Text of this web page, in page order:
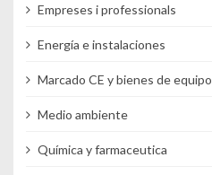
Empreses i professionals
Energía e instalaciones
Marcado CE y bienes de equipo
Medio ambiente
Química y farmaceutica